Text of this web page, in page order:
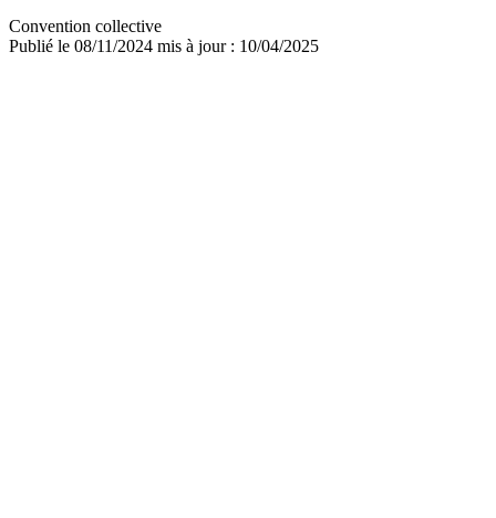
Convention collective
Publié le 08/11/2024 mis à jour : 10/04/2025